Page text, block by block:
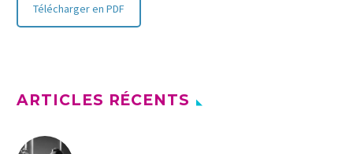
Télécharger en PDF
ARTICLES RÉCENTS